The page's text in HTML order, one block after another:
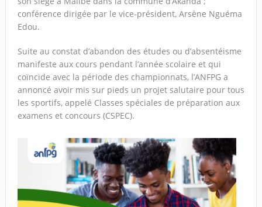
conférence dirigée par le vice-président, Arsène Nguéma
Edou.
Suite au constat d’abandon des études ou d’absentéisme
manifeste aux cours pendant l’année scolaire et qui
coïncide avec la période des championnats, l’ANFPG a
annoncé avoir mis sur pieds un projet salutaire pour tous
les sportifs, appelé Classes spéciales de préparation aux
examens et concours (CSPEC).